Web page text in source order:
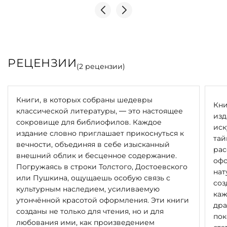
Автор иллюстраций — Рашид Доминов
Автор иранской каллиграфии — Бахман Панахи
Переплётные работы — Андрей Дёгтев, Андрей
Корректор — Наталья Нестерова
Авторы переводов стихотворений — Евгений
Дунаевский, Константин Липскеров, Александр
Кочетков, Владимир Державин, Заринэ Джандосова,
Семён Липкин, Герман Плисецкий
Научный консультант — Алексей Хисматулин
ИСПОЛНЕНИЕ
25 нумерованных экземпляров, подписанных издателем
и художниками. Экземпляр № 1 хранится в собрании
Государственного Эрмитажа.
РЕЦЕНЗИИ(2 рецензии)
Книги, в которых собраны шедевры
классической литературы, — это настоящее
сокровище для библиофилов. Каждое
издание словно приглашает прикоснуться к
вечности, объединяя в себе изысканный
внешний облик и бесценное содержание.
Погружаясь в строки Толстого, Достоевского
или Пушкина, ощущаешь особую связь с
культурным наследием, усиливаемую
утончённой красотой оформления. Эти книги
созданы не только для чтения, но и для
любования ими, как произведением